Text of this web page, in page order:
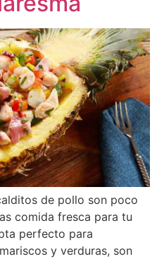
de pollo son poco
comida fresca para tu
perfecto para
y verduras, son